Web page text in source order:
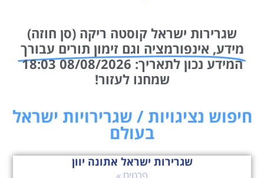
שגרירות ישראל קוסטה ריקה (סן חוזה)
מידע, אינפורמציה וגם זימון תורים עבורך
המידע נכון לתאריך: 08/08/2026 18:03
שמחנו לעזור!
חיפוש נציגויות / שגרירויות ישראל
בעולם
שגרירות ישראל אתונה יוון